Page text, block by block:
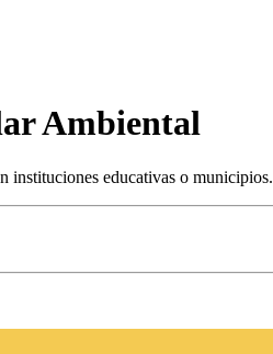
Ambiental
instituciones educativas o municipios.